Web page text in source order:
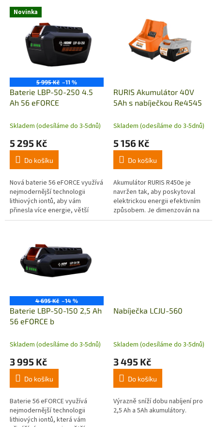
V Novinka
5 995 Kč –11 %
Baterie LBP-50-250 4.5
Ah 56 eFORCE
Skladem (odesíláme do 3-5dnů)
5 295 Kč
Do košíku
Nová baterie 56 eFORCE využívá
nejmodernější technologii
lithiových iontů, aby vám
přinesla více energie, větší
všestrannost a delší dobu
RURIS Akumulátor 40V
5Ah s nabíječkou Re4545
Skladem (odesíláme do 3-5dnů)
5 156 Kč
Do košíku
Akumulátor RURIS R450e je
navržen tak, aby poskytoval
elektrickou energii efektivním
způsobem. Je dimenzován na
40 V, 5 Ah, což znamená, že
4 695 Kč –14 %
Baterie LBP-50-150 2,5 Ah
56 eFORCE b
Skladem (odesíláme do 3-5dnů)
3 995 Kč
Do košíku
Baterie 56 eFORCE využívá
nejmodernější technologii
lithiových iontů, která vám
Nabíječka LCJU-560
Skladem (odesíláme do 3-5dnů)
3 495 Kč
Do košíku
Výrazně sníží dobu nabíjení pro
2,5 Ah a 5Ah akumulátory.